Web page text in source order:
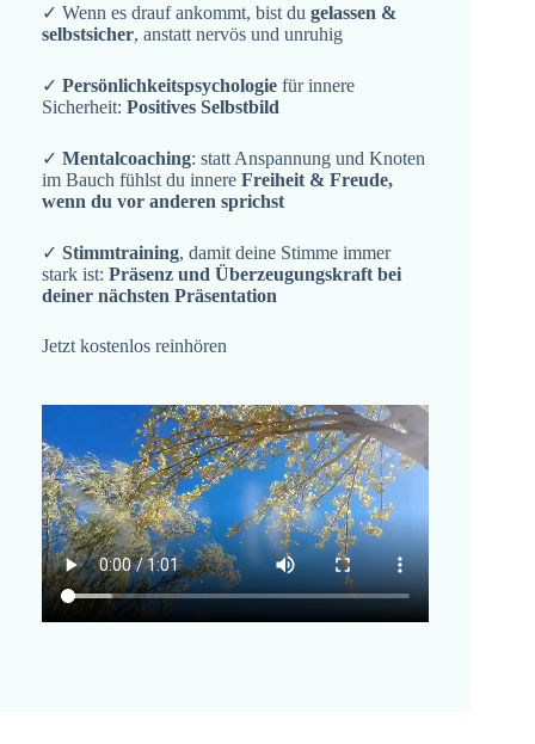
✓ Wenn es drauf ankommt, bist du gelassen &
selbstsicher, anstatt nervös und unruhig
✓ Persönlichkeitspsychologie für innere
Sicherheit: Positives Selbstbild
✓ Mentalcoaching: statt Anspannung und Knoten
im Bauch fühlst du innere Freiheit & Freude,
wenn du vor anderen sprichst
✓ Stimmtraining, damit deine Stimme immer
stark ist: Präsenz und Überzeugungskraft bei
deiner nächsten Präsentation
Jetzt kostenlos reinhören